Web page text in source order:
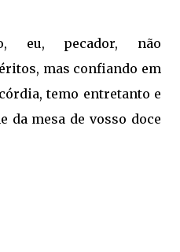
eu, pecador, não
mas confiando em
temo entretanto e
da mesa de vosso doce